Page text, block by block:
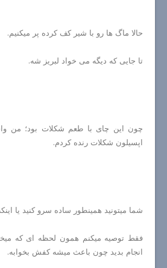
حالا ماگ ها رو با شیر کف کرده پر میکنیم.
تا جایی که دیگه می خواد لبریز شه.
چون این چای با طعم شکلات بود؛ من
اپسیلون شکلات رنده کردم.
شما میتونید همینطور ساده سرو کنید یا
فقط توصیه میکنم همون لحظه ای که
انجام بدید چون باعث میشه کفش بخوابه.